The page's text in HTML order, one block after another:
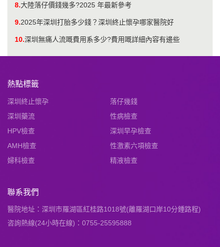
8.大陸落仔價錢幾多?2025 年最新參考
9.2025年深圳打胎多少錢？深圳終止懷孕哪家醫院好
10.深圳無痛人流嘅費用系多少?費用嘅詳細內容有邊些
熱點標籤
深圳終止懷孕
落仔幾錢
深圳藥流
性病檢查
HPV檢查
深圳早孕檢查
AMH檢查
性激素六項檢查
婦科檢查
精液檢查
聯系我們
醫院地址：深圳市羅湖區紅桂路1018號(離羅湖口岸10分鍾路程)
咨詢熱線(24小時在線)：0755-25595888